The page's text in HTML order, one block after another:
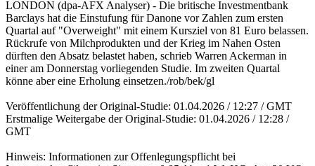
LONDON (dpa-AFX Analyser) - Die britische Investmentbank
Barclays hat die Einstufung für Danone vor Zahlen zum ersten
Quartal auf "Overweight" mit einem Kursziel von 81 Euro belassen.
Rückrufe von Milchprodukten und der Krieg im Nahen Osten
dürften den Absatz belastet haben, schrieb Warren Ackerman in
einer am Donnerstag vorliegenden Studie. Im zweiten Quartal
könne aber eine Erholung einsetzen./rob/bek/gl
Veröffentlichung der Original-Studie: 01.04.2026 / 12:27 / GMT
Erstmalige Weitergabe der Original-Studie: 01.04.2026 / 12:28 /
GMT
Hinweis: Informationen zur Offenlegungspflicht bei